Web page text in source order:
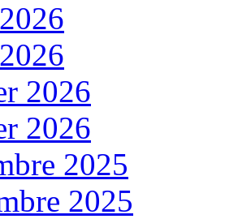
2026
2026
2025
2025